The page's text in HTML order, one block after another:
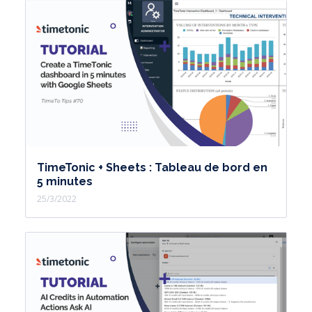
TimeTonic + Sheets : Tableau de bord en
5 minutes
25/3/2022